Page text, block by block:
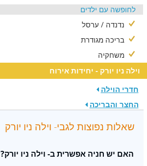
לחופשה עם ילדים
נדנדה / ערסל
בריכה מגודרת
משחקיה
וילה ניו יורק - יחידות אירוח
חדרי הוילה
החצר והבריכה
שאלות נפוצות לגבי- וילה ניו יורק
האם יש חניה אפשרית ב- וילה ניו יורק?